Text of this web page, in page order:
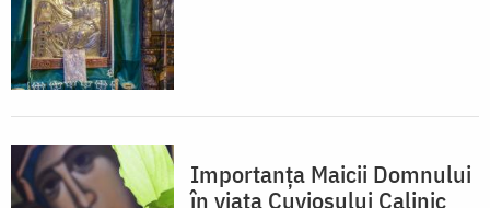
Importanța Maicii Domnului
în viața Cuviosului Calinic